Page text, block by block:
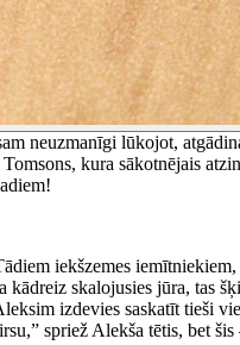
neuzmanīgi lūkojot,
kura sākotnējais
iekšzemes
skalojusies jūra, tas
izdevies saskatīt tieši
spriež Alekša tētis, bet